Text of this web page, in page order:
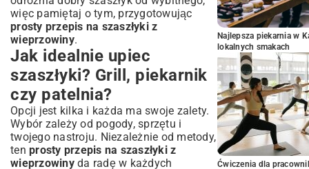
więc pamiętaj o tym, przygotowując
prosty przepis na szaszłyki z
wieprzowiny.
Jak idealnie upiec
szaszłyki? Grill, piekarnik
czy patelnia?
Opcji jest kilka i każda ma swoje zalety.
Wybór zależy od pogody, sprzętu i
twojego nastroju. Niezależnie od metody,
ten prosty przepis na szaszłyki z
wieprzowinyda radę w każdych
Najlepsza piekarnia w
lokalnych smakach
Ćwiczenia dla